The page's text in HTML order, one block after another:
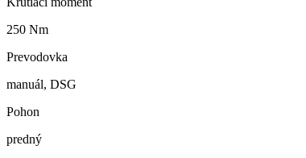
250 Nm
Prevodovka
manuál, DSG
Pohon
predný